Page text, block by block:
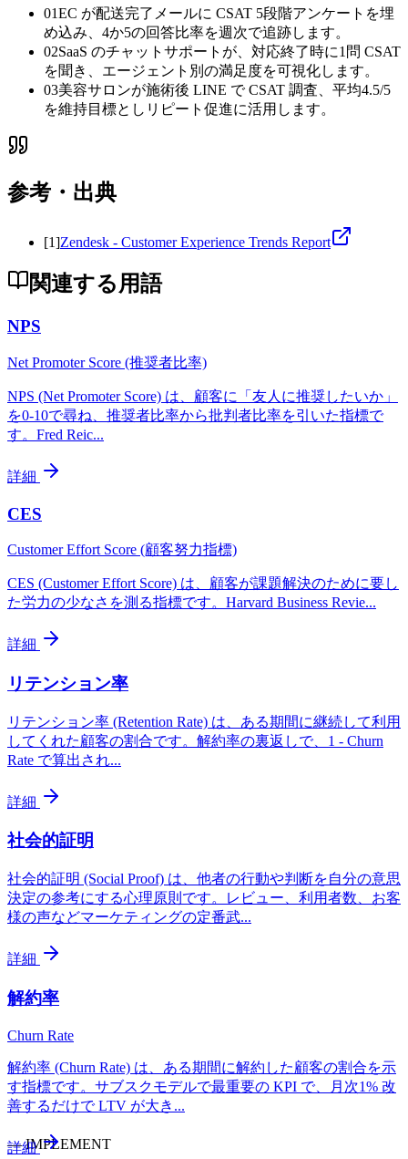
01EC が配送完了メールに CSAT 5段階アンケートを埋
め込み、4か5の回答比率を週次で追跡します。
02SaaS のチャットサポートが、対応終了時に1問 CSAT
を聞き、エージェント別の満足度を可視化します。
03美容サロンが施術後 LINE で CSAT 調査、平均4.5/5
を維持目標としリピート促進に活用します。
参考・出典
[1]Zendesk - Customer Experience Trends Report
関連する用語
NPS
Net Promoter Score (推奨者比率)
NPS (Net Promoter Score) は、顧客に「友人に推奨したいか」
を0-10で尋ね、推奨者比率から批判者比率を引いた指標で
す。Fred Reic...
詳細
CES
Customer Effort Score (顧客努力指標)
CES (Customer Effort Score) は、顧客が課題解決のために要し
た労力の少なさを測る指標です。Harvard Business Revie...
詳細
リテンション率
リテンション率 (Retention Rate) は、ある期間に継続して利用
してくれた顧客の割合です。解約率の裏返しで、1 - Churn
Rate で算出され...
詳細
社会的証明
社会的証明 (Social Proof) は、他者の行動や判断を自分の意思
決定の参考にする心理原則です。レビュー、利用者数、お客
様の声などマーケティングの定番武...
詳細
解約率
Churn Rate
解約率 (Churn Rate) は、ある期間に解約した顧客の割合を示
す指標です。サブスクモデルで最重要の KPI で、月次1% 改
善するだけで LTV が大き ...
詳細
—IMPLEMENT